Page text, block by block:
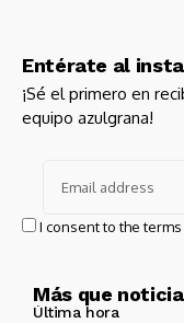
Entérate al
¡Sé el primero en
equipo azulgrana!
I consent to the
Más que
Última hora